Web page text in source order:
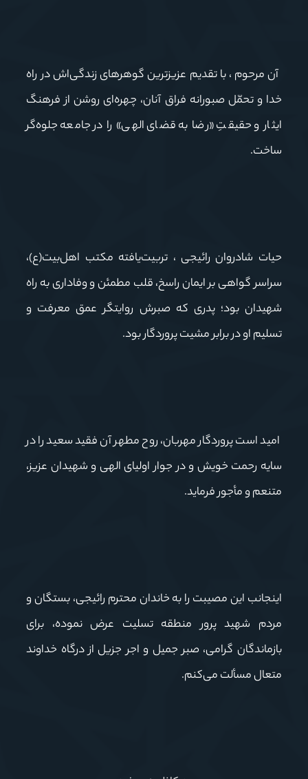
آن مرحوم ، با تقدیم عزیزترین گوهرهای زندگی‌اش در راه
خدا و تحمّل صبورانه فراق آنان، چهره‌ای روشن از فرهنگ
ایثار و حقیقتِ «رضا به قضای الهی» را در جامعه جلوه‌گر
ساخت.
حیات شادروان رائیجی ، تربیت‌یافته مکتب اهل‌بیت(ع)،
سراسر گواهی بر ایمان راسخ، قلب مطمئن و وفاداری به راه
شهیدان بود؛ پدری که صبرش روایتگر عمق معرفت و
تسلیم او در برابر مشیت پروردگار بود.
امید است پروردگار مهربان، روح مطهر آن فقید سعید را در
سایه رحمت خویش و در جوار اولیای الهی و شهیدان عزیز،
متنعم و مأجور فرماید.
اینجانب این مصیبت را به خاندان محترم رائیجی، بستگان و
مردم شهید پرور منطقه تسلیت عرض نموده، برای
بازماندگان گرامی، صبر جمیل و اجر جزیل از درگاه خداوند
متعال مسألت می‌کنم.